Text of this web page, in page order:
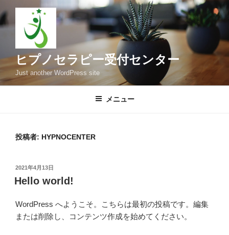
ン
テ
へ
ス
ヒプノセラピー受付センター
Just another WordPress site
メニュー
投稿者: HYPNOCENTER
投
稿
日:
2021年4月13日
Hello world!
WordPress へようこそ。こちらは最初の投稿です。編集
または削除し、コンテンツ作成を始めてください。